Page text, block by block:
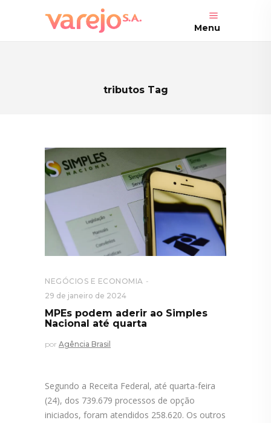
Menu
tributos Tag
NEGÓCIOS E ECONOMIA
29 de janeiro de 2024
MPEs podem aderir ao Simples
Nacional até quarta
por Agência Brasil
Segundo a Receita Federal, até quarta-feira
(24), dos 739.679 processos de opção
iniciados, foram atendidos 258.620. Os outros